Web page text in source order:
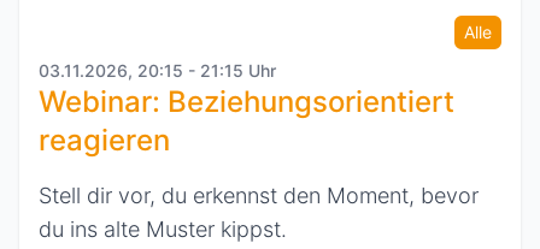
Alle
03.11.2026, 20:15 - 21:15 Uhr
Webinar: Beziehungsorientiert
reagieren
Stell dir vor, du erkennst den Moment, bevor
du ins alte Muster kippst.